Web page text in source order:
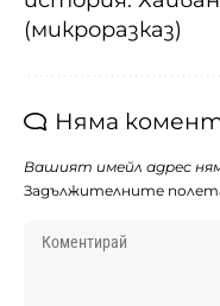
(микроразказ)
Няма
Вашият имейл адрес
Задължителните